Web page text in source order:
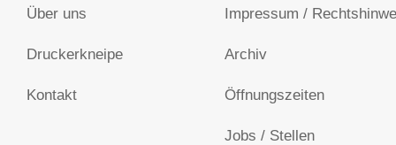
Über uns
Druckerkneipe
Kontakt
Impressum /
Archiv
Öffnungszeiten
Jobs / Stellen